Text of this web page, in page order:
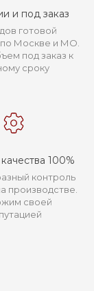
и под заказ
готовой
по Москве и МО.
под заказ к
сроку
100%
контроль
производстве.
своей